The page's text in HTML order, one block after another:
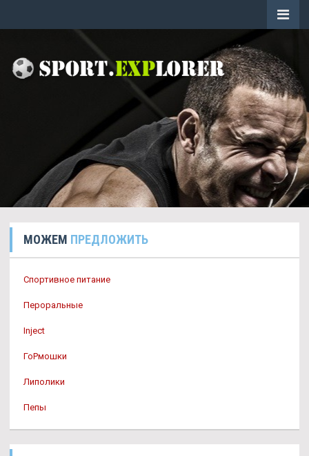
МОЖЕМ ПРЕДЛОЖИТЬ
Спортивное питание
Пероральные
Inject
ГоРмошки
Липолики
Пепы